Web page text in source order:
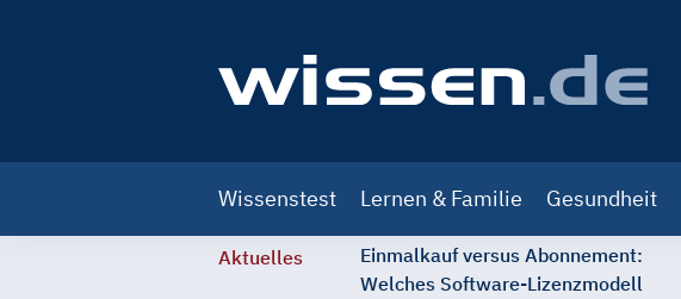
navigation
Wissenstest Lernen & Familie Gesundheit
Aktuelles
Einmalkauf versus Abonnement:
Welches Software-Lizenzmodell